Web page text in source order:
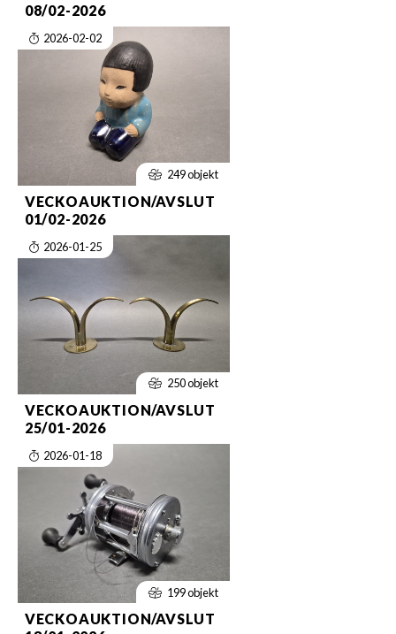
08/02-2026
2026-02-02
249 objekt
VECKOAUKTION/AVSLUT
01/02-2026
2026-01-25
250 objekt
VECKOAUKTION/AVSLUT
25/01-2026
2026-01-18
199 objekt
VECKOAUKTION/AVSLUT